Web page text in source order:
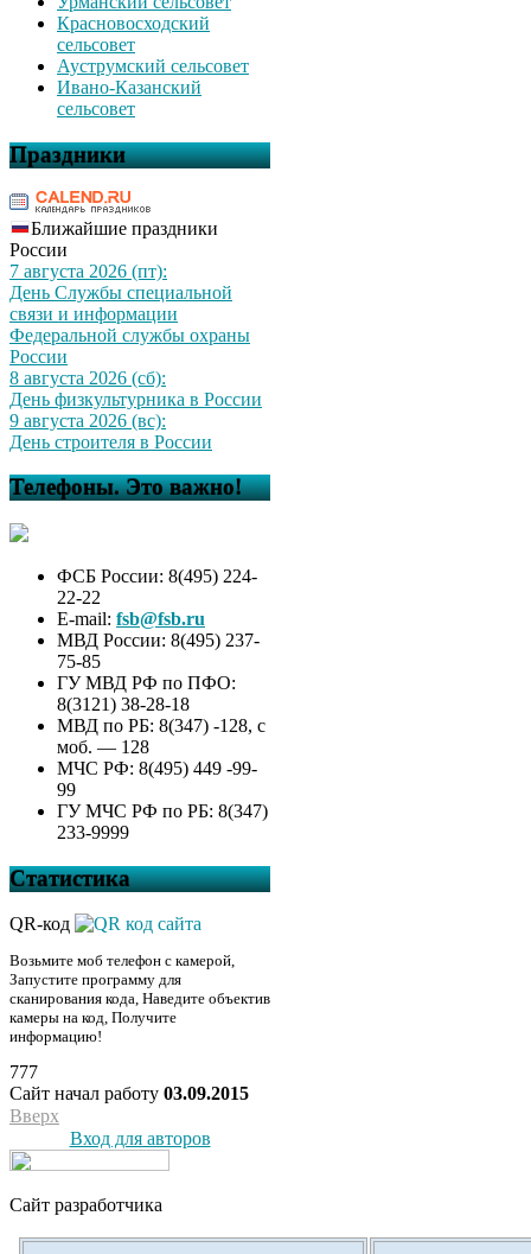
Красновосходский
сельсовет
Ауструмский сельсовет
Ивано-Казанский
сельсовет
Праздники
Ближайшие праздники
России
7 августа 2026 (пт):
День Службы специальной
связи и информации
Федеральной службы охраны
России
8 августа 2026 (сб):
День физкультурника в России
9 августа 2026 (вс):
День строителя в России
Телефоны. Это важно!
ФСБ России: 8(495) 224-
22-22
E-mail: fsb@fsb.ru
МВД России: 8(495) 237-
75-85
ГУ МВД РФ по ПФО:
8(3121) 38-28-18
МВД по РБ: 8(347) -128, с
моб. — 128
МЧС РФ: 8(495) 449 -99-
99
ГУ МЧС РФ по РБ: 8(347)
233-9999
Статистика
QR-код
Возьмите моб телефон с камерой,
Запустите программу для
сканирования кода, Наведите объектив
камеры на код, Получите
информацию!
777
Сайт начал работу 03.09.2015
Вверх
Вход для авторов
Сайт разработчика